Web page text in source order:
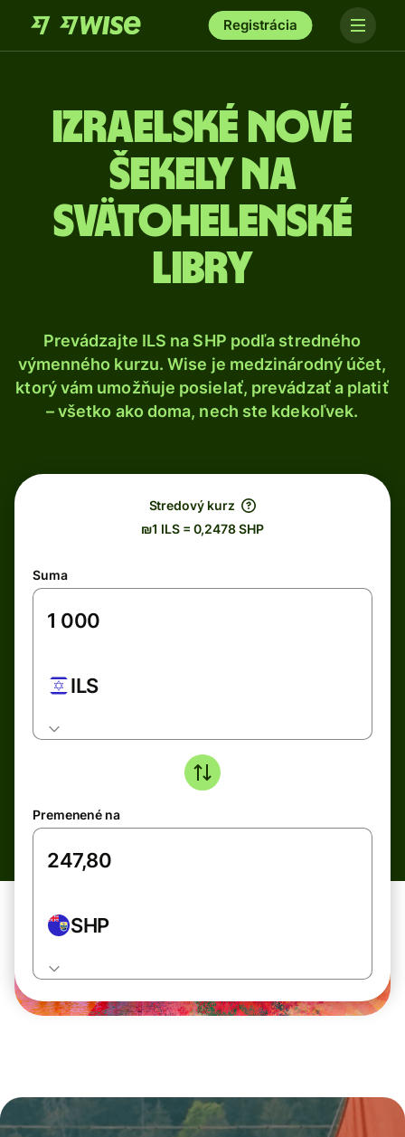
Registrácia
Izraelské nové
šekely na
svätohelenské
libry
Prevádzajte ILS na SHP podľa stredného
výmenného kurzu. Wise je medzinárodný účet,
ktorý vám umožňuje posielať, prevádzať a platiť
– všetko ako doma, nech ste kdekoľvek.
Stredový kurz
₪1 ILS = 0,2478 SHP
Suma
ILS
Premenené na
SHP